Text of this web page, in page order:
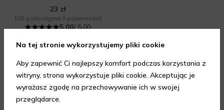
23 zł
100 g (dostępne 3 pojemności)
5.00/ 5.00
WYBIERZ WARIANT
17 produktów
Na tej stronie wykorzystujemy pliki cookie
Aby zapewnić Ci najlepszy komfort podczas korzystania z
witryny, strona wykorzystuje pliki cookie. Akceptując je
wyrażasz zgodę na przechowywanie ich w swojej
przeglądarce.